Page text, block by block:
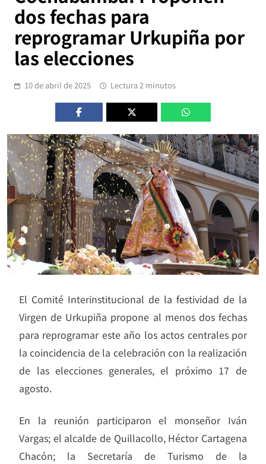
dos fechas para
reprogramar Urkupiña por
las elecciones
10 de abril de 2025 Lectura 2 minutos
El Comité Interinstitucional de la festividad de la
Virgen de Urkupiña propone al menos dos fechas
para reprogramar este año los actos centrales por
la coincidencia de la celebración con la realización
de las elecciones generales, el próximo 17 de
agosto.
En la reunión participaron el monseñor Iván
Vargas; el alcalde de Quillacollo, Héctor Cartagena
Chacón; la Secretaría de Turismo de la